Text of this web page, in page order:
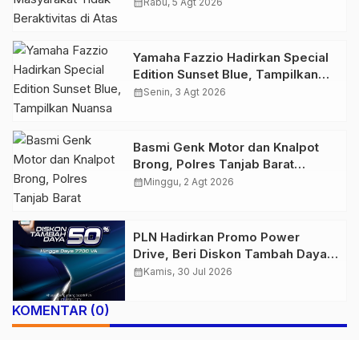
Yamaha Fazzio Hadirkan Special
Edition Sunset Blue, Tampilkan
Nuansa Retro Summer yang
calendar_monthSenin, 3 Agt 2026
Basmi Genk Motor dan Knalpot
Brong, Polres Tanjab Barat
Amankan Belasan Kendaraan
calendar_monthMinggu, 2 Agt 2026
PLN Hadirkan Promo Power
Drive, Beri Diskon Tambah Daya
50% di Ajang GIIAS 2026
calendar_monthKamis, 30 Jul 2026
KOMENTAR (0)